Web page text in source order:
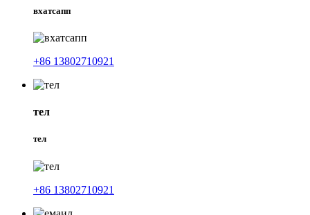
вхатсапп
+86 13802710921
тел
тел
+86 13802710921